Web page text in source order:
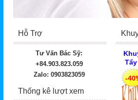
-
Hỗ Trợ
Tư Vấn Bác Sỹ:
+84.903.823.059
Zalo: 0903823059
Thống kê lượt xem